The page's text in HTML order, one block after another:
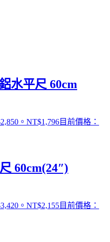
水平尺 60cm
。 NT$1,796目前價格：
60cm(24″)
。 NT$2,155目前價格：